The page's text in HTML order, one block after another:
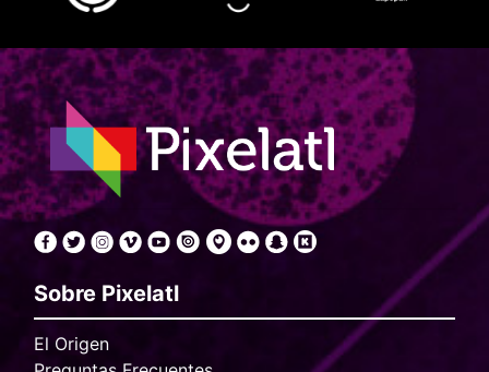
Sobre Pixelatl
El Origen